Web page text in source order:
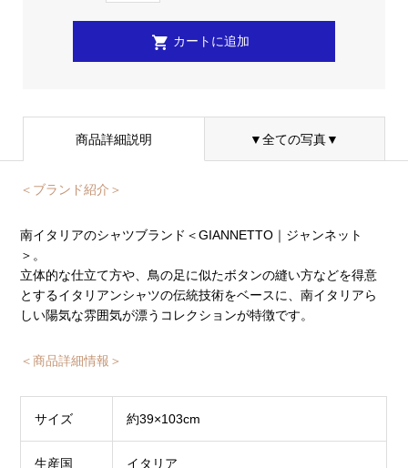
商品詳細説明 ▼全ての写真▼
＜ブランド紹介＞
南イタリアのシャツブランド＜GIANNETTO｜ジャンネット
＞。
立体的な仕立て方や、鳥の足に似たボタンの縫い方などを得意
とするイタリアンシャツの伝統技術をベースに、南イタリアら
しい陽気な雰囲気が漂うコレクションが特徴です。
＜商品詳細情報＞
サイズ 約39×103cm
生産国 イタリア